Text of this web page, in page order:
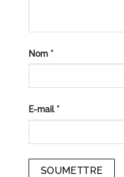
Nom *
E-mail *